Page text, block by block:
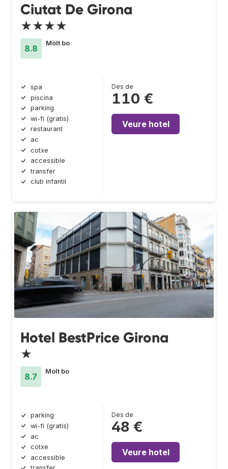
Ciutat De Girona
★★★★
8.8
Molt bo
spa
piscina
parking
wi-fi (gratis)
restaurant
ac
cotxe
accessible
transfer
club infantil
Des de
110 €
Veure hotel
Hotel BestPrice Girona
★
8.7
Molt bo
parking
wi-fi (gratis)
ac
cotxe
accessible
Des de
48 €
Veure hotel